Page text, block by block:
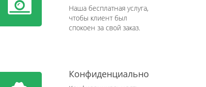
Наша бесплатная услуга,
чтобы клиент был
спокоен за свой заказ.
Конфиденциально